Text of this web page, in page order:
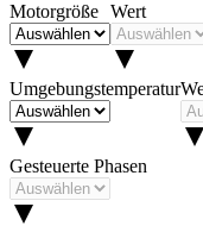
Motorgröße Wert
Umgebungstemperatur
Gesteuerte Phasen